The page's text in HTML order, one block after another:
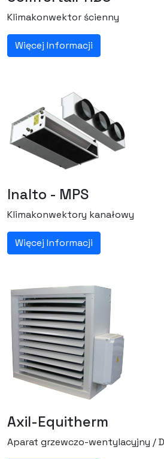
Klimakonwektor ścienny
Więcej Informacji
Inalto - MPS
Klimakonwektory kanałowy
Więcej Informacji
Axil-Equitherm
Aparat grzewczo-wentylacyjny /